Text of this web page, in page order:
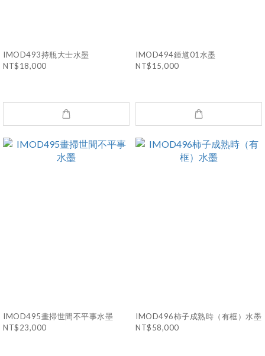
IMOD493持瓶大士水墨
NT$18,000
IMOD494鍾馗01水墨
NT$15,000
IMOD495畫掃世間不平事水墨
NT$23,000
IMOD496柿子成熟時（有框）水墨
NT$58,000